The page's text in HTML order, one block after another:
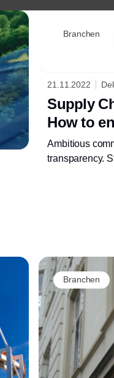
Branchen
21.11.2022
Supply
How to
Ambitious
transparency.
Branchen